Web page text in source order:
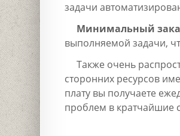
задачи
Минимальный
выполняемой задачи,
Также очень
сторонних ресурсов
плату вы получаете
проблем в кратчайшие